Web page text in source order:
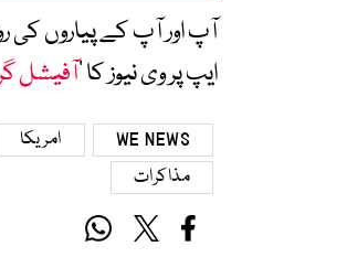
آپ اور آپ کے پیاروں کی
ایپ پر وی نیوز کا ’آفیشل
WE NEWS امریکا
مذاکرات